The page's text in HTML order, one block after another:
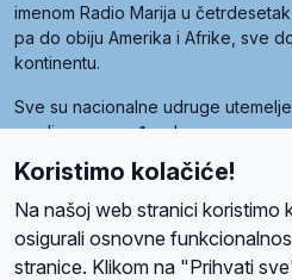
imenom Radio Marija u
pa do obiju Amerika i Afrike, sve
kontinentu.
Sve su nacionalne udruge
zemljama, a međusobna su
pod nazivom Svjetska obitelj
Radio Maria). Svjetsku obitelj
kojima je i hrvatska Udruga Radio
Koristimo kolačiće!
Na našoj web stranici koristimo
osigurali osnovne
stranice. Klikom na "Prihvati